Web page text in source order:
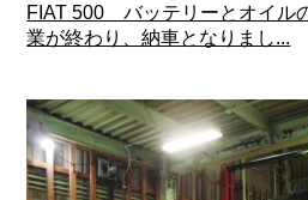
FIAT 500 バッテリーとオイル
業が終わり、納車となりまし...